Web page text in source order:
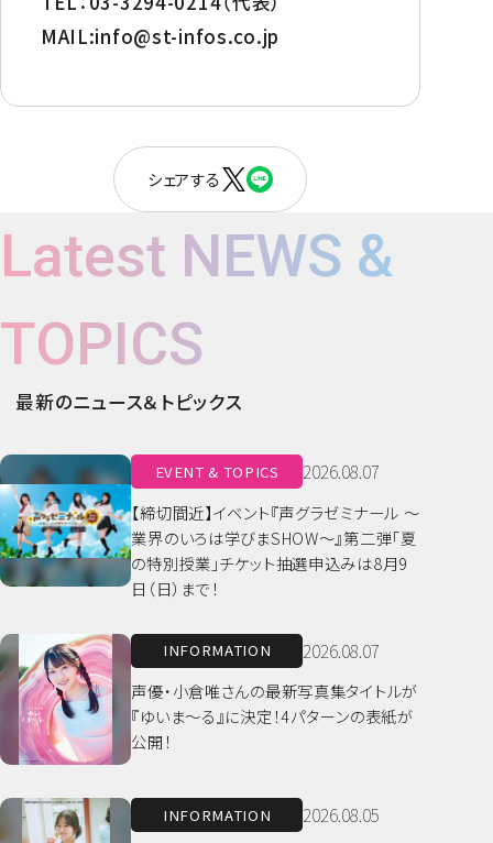
MAIL:info@st-infos.co.jp
シェアする
Latest NEWS &
TOPICS
最新のニュース＆トピックス
EVENT & TOPICS 2026.08.07
【締切間近】イベント『声グラゼミナール ～
業界のいろは学びまSHOW～』第二弾「夏
の特別授業」チケット抽選申込みは8月9
日（日）まで！
INFORMATION 2026.08.07
声優・小倉唯さんの最新写真集タイトルが
『ゆいま～る』に決定！4パターンの表紙が
公開！
INFORMATION 2026.08.05